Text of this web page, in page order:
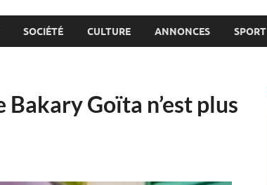
SOCIÉTÉ CULTURE ANNONCES SPORT
Bakary Goïta n’est plus